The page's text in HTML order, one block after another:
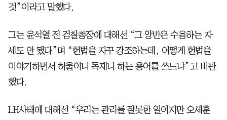
것”이라고 말했다.
그는 윤석열 전 검찰총장에 대해선 “그 양반은 수용하는 자
세도 안 됐다”며 “헌법을 자꾸 강조하는데, 어떻게 헌법을
이야기하면서 허울이니 독재니 하는 용어를 쓰느냐”고 비판
했다.
LH사태에 대해선 “우리는 관리를 잘못한 일이지만 오세훈